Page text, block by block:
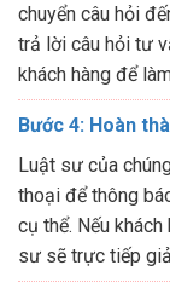
chuyển câu hỏi
trả lời câu hỏi tư
khách hàng để
Bước 4: Hoàn
Luật sư của
thoại để thông
cụ thể. Nếu
sư sẽ trực tiếp